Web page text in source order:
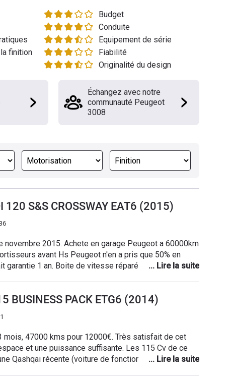
Budget
Conduite
Equipement de série
finition
Fiabilité
Originalité du design
Échangez avec notre
communauté Peugeot
3008
S&S CROSSWAY EAT6 (2015)
novembre 2015. Achete en garage Peugeot a 60000km
avant Hs Peugeot n'en a pris que 50% en
garantie 1 an. Boite de vitesse réparée à 50000km et
de multiples relances! Une boîte de vitesse fait plus
BUSINESS PACK ETG6 (2014)
mois, 47000 kms pour 12000€. Très satisfait de cet
et une puissance suffisante. Les 115 Cv de ce
Qashqai récente (voiture de fonction) de même